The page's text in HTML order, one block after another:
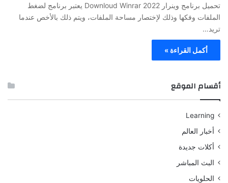
تحميل برنامج وينرار 2022 Downloud Winrar يعتبر برنامج لضغط
الملفات وفكها وذلك لإختصار مساحة الملفات، ويتم ذلك بالأخص عندما
تريد…
أكمل القراءة »
أقسام الموقع
Learning
أخبار العالم
أكلات جديدة
البث المباشر
الحلويات